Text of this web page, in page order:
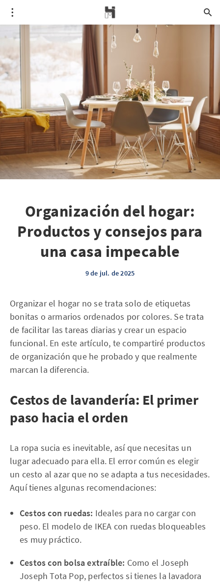
Organización del hogar:
Productos y consejos para
una casa impecable
9 de jul. de 2025
Organizar el hogar no se trata solo de etiquetas
bonitas o armarios ordenados por colores. Se trata
de facilitar las tareas diarias y crear un espacio
funcional. En este artículo, te compartiré productos
de organización que he probado y que realmente
marcan la diferencia.
Cestos de lavandería: El primer
paso hacia el orden
La ropa sucia es inevitable, así que necesitas un
lugar adecuado para ella. El error común es elegir
un cesto al azar que no se adapta a tus necesidades.
Aquí tienes algunas recomendaciones:
Cestos con ruedas: Ideales para no cargar con
peso. El modelo de IKEA con ruedas bloqueables
es muy práctico.
Cestos con bolsa extraíble: Como el Joseph
Joseph Tota Pop, perfectos si tienes la lavadora